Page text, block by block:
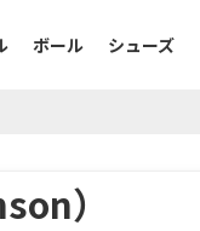
ボール シューズ
）